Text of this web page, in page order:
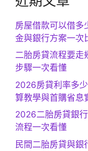
房屋借款可以借
金與銀行方案一次
二胎房貸流程要走
步驟一次看懂
2026房貸利率多
算教學與首購省息
2026二胎房貸銀
流程一次看懂
民間二胎房貸與